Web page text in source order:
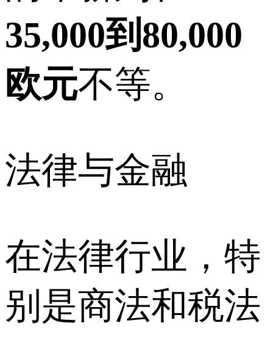
35,000到80,000
欧元不等。
法律与金融
在法律行业，特
别是商法和税法